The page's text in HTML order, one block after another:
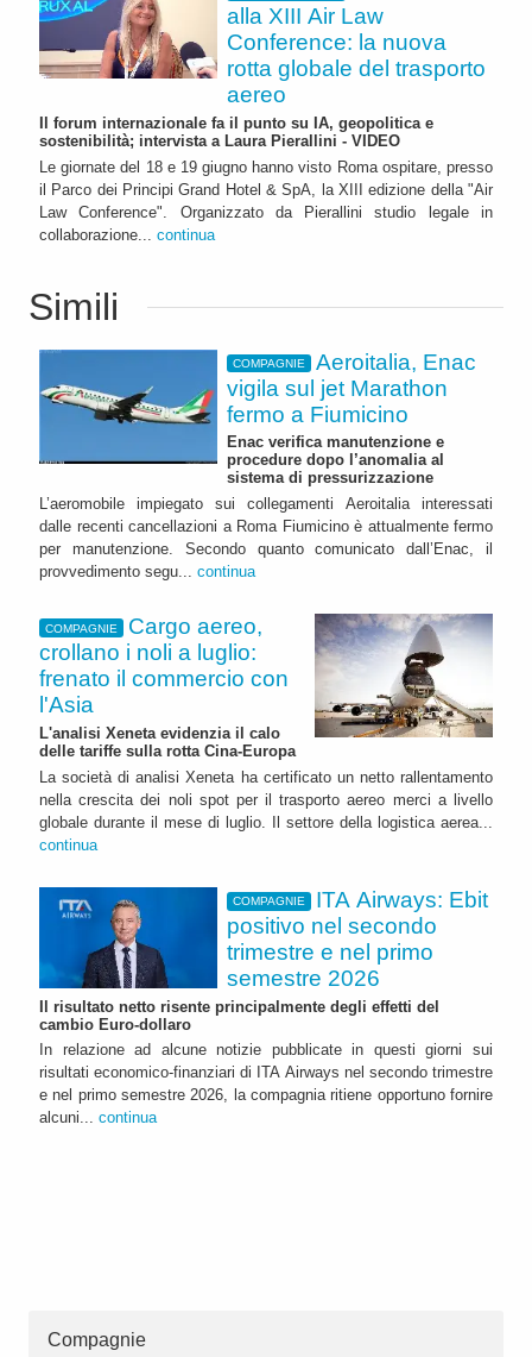
alla XIII Air Law
Conference: la nuova
rotta globale del trasporto
aereo
Il forum internazionale fa il punto su IA, geopolitica e
sostenibilità; intervista a Laura Pierallini - VIDEO
Le giornate del 18 e 19 giugno hanno visto Roma ospitare, presso
il Parco dei Principi Grand Hotel & SpA, la XIII edizione della "Air
Law Conference". Organizzato da Pierallini studio legale in
collaborazione... continua
Simili
COMPAGNIE
Aeroitalia, Enac
vigila sul jet Marathon
fermo a Fiumicino
Enac verifica manutenzione e
procedure dopo l’anomalia al
sistema di pressurizzazione
L’aeromobile impiegato sui collegamenti Aeroitalia interessati
dalle recenti cancellazioni a Roma Fiumicino è attualmente fermo
per manutenzione. Secondo quanto comunicato dall’Enac, il
provvedimento segu... continua
COMPAGNIE
Cargo aereo,
crollano i noli a luglio:
frenato il commercio con
l'Asia
L'analisi Xeneta evidenzia il calo
delle tariffe sulla rotta Cina-Europa
La società di analisi Xeneta ha certificato un netto rallentamento
nella crescita dei noli spot per il trasporto aereo merci a livello
globale durante il mese di luglio. Il settore della logistica aerea...
continua
COMPAGNIE
ITA Airways: Ebit
positivo nel secondo
trimestre e nel primo
semestre 2026
Il risultato netto risente principalmente degli effetti del
cambio Euro-dollaro
In relazione ad alcune notizie pubblicate in questi giorni sui
risultati economico-finanziari di ITA Airways nel secondo trimestre
e nel primo semestre 2026, la compagnia ritiene opportuno fornire
alcuni... continua
Compagnie